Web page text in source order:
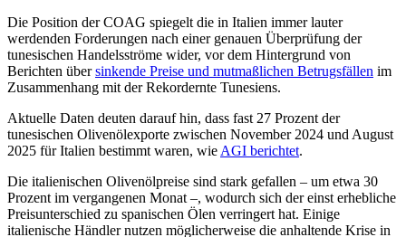
Die Position der COAG spiegelt die in Italien immer lauter
werdenden Forderungen nach einer genauen Überprüfung der
tunesischen Handelsströme wider, vor dem Hintergrund von
Berichten übersinkende Preise und mutmaßlichen Betrugsfällen im
Zusammenhang mit der Rekordernte Tunesiens.
Aktuelle Daten deuten darauf hin, dass fast 27 Prozent der
tunesischen Olivenölexporte zwischen November 2024 und August
2025 für Italien bestimmt waren, wie AGI berichtet.
Die italienischen Olivenölpreise sind stark gefallen – um etwa 30
Prozent im vergangenen Monat –, wodurch sich der einst erhebliche
Preisunterschied zu spanischen Ölen verringert hat. Einige
italienische Händler nutzen möglicherweise die anhaltende Krise in